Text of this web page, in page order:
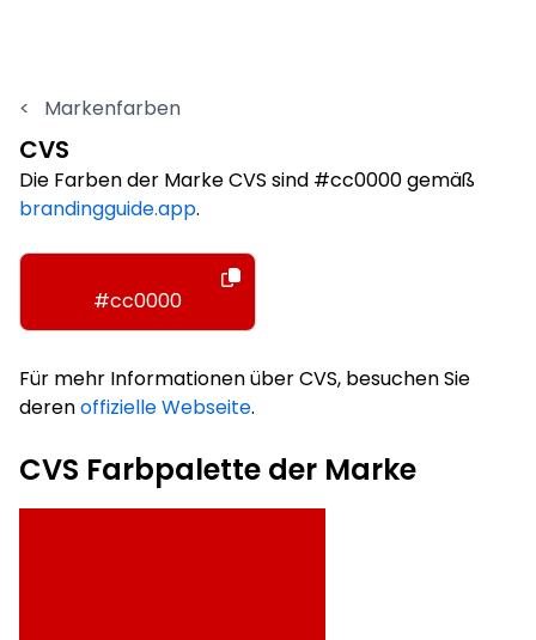
< Markenfarben
CVS
Die Farben der Marke CVS sind #cc0000 gemäß
brandingguide.app.
#cc0000
Für mehr Informationen über CVS, besuchen Sie
derenoffizielle Webseite.
CVS Farbpalette der Marke